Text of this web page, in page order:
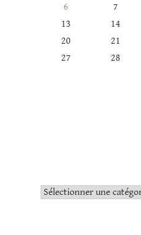
6
7
13
14
20
21
27
28
Catégories